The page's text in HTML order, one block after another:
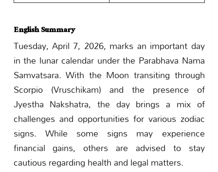
English Summary
Tuesday, April 7, 2026, marks an important day
in the lunar calendar under the Parabhava Nama
Samvatsara. With the Moon transiting through
Scorpio (Vruschikam) and the presence of
Jyestha Nakshatra, the day brings a mix of
challenges and opportunities for various zodiac
signs. While some signs may experience
financial gains, others are advised to stay
cautious regarding health and legal matters.